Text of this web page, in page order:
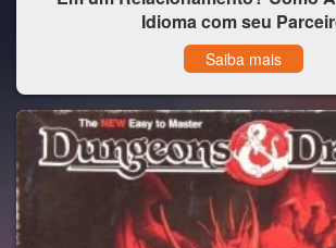
Idioma com seu
Saiba mais